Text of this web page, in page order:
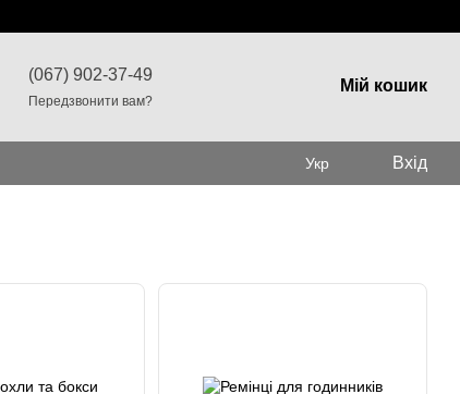
(067) 902-37-49
Передзвонити вам?
Мій кошик
Укр Вхід